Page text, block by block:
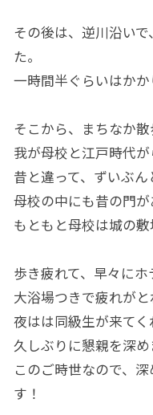
その後は、逆川沿い
た。
一時間半ぐらいはかか
そこから、まちなか散
我が母校と江戸時代が
昔と違って、ずいぶん
母校の中にも昔の門が
もともと母校は城の敷
歩き疲れて、早々にホ
大浴場つきで疲れがと
夜はは同級生が来てく
久しぶりに懇親を深め
このご時世なので、
す！